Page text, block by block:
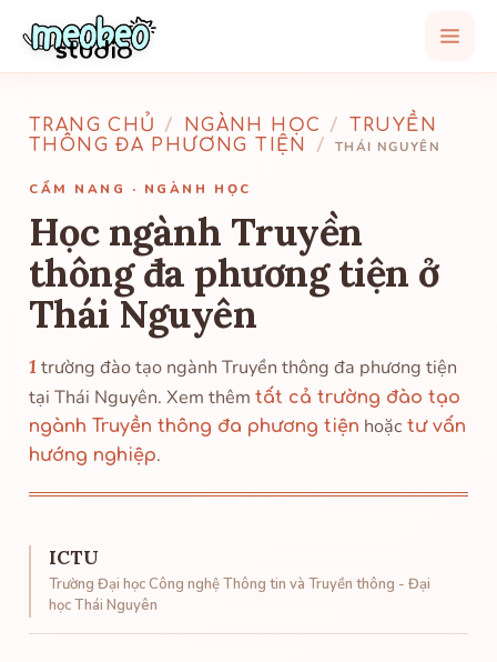
TRANG CHỦ / NGÀNH HỌC /
TRUYỀN
THÔNG ĐA PHƯƠNG TIỆN
/ THÁI NGUYÊN
CẨM NANG · NGÀNH HỌC
Học ngành Truyền
thông đa phương tiện ở
Thái Nguyên
1 trường đào tạo ngành Truyền thông đa phương tiện
tại Thái Nguyên. Xem thêm tất cả trường đào tạo
ngành Truyền thông đa phương tiện hoặc tư vấn
hướng nghiệp.
ICTU
Trường Đại học Công nghệ Thông tin và Truyền thông - Đại
học Thái Nguyên